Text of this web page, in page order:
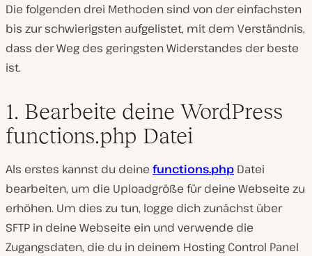
Die folgenden drei Methoden sind von der einfachsten
bis zur schwierigsten aufgelistet, mit dem Verständnis,
dass der Weg des geringsten Widerstandes der beste
ist.
1. Bearbeite deine WordPress
functions.php Datei
Als erstes kannst du deine functions.php Datei
bearbeiten, um die Uploadgröße für deine Webseite zu
erhöhen. Um dies zu tun, logge dich zunächst über
SFTP in deine Webseite ein und verwende die
Zugangsdaten, die du in deinem Hosting Control Panel